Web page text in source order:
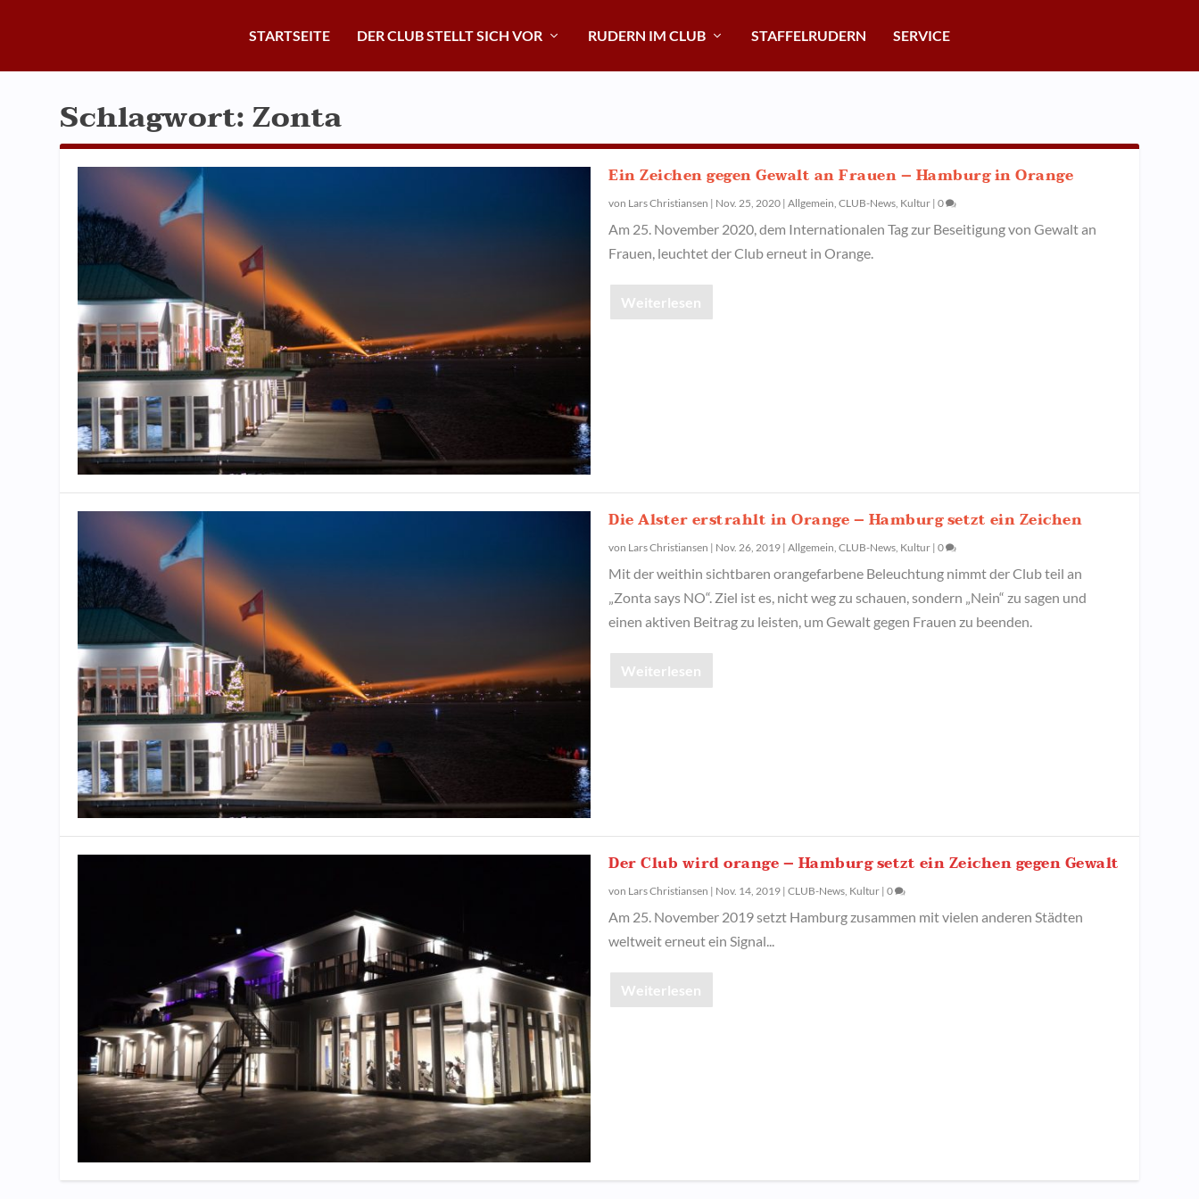
STARTSEITE DER CLUB STELLT SICH VOR RUDERN IM CLUB STAFFELRUDERN SERVICE
Schlagwort:Zonta
Ein Zeichen gegen Gewalt an Frauen – Hamburg in Orange
von Lars Christiansen | Nov. 25, 2020 | Allgemein, CLUB-News, Kultur | 0
Am 25. November 2020, dem Internationalen Tag zur Beseitigung von Gewalt an
Frauen, leuchtet der Club erneut in Orange.
Weiterlesen
Die Alster erstrahlt in Orange – Hamburg setzt ein Zeichen
von Lars Christiansen | Nov. 26, 2019 | Allgemein CLUB-News Kultur | 0
Mit der weithin sichtbaren orangefarbene Beleuchtung nimmt der Club teil an
„Zonta says NO“. Ziel ist es, nicht weg zu schauen, sondern „Nein“ zu sagen und
einen aktiven Beitrag zu leisten, um Gewalt gegen Frauen zu beenden.
Weiterlesen
Der Club wird orange – Hamburg setzt ein Zeichen gegen Gewalt
von Lars Christiansen | Nov. 14, 2019 | CLUB-News, Kultur | 0
Am 25. November 2019 setzt Hamburg zusammen mit vielen anderen Städten
weltweit erneut ein Signal...
Weiterlesen